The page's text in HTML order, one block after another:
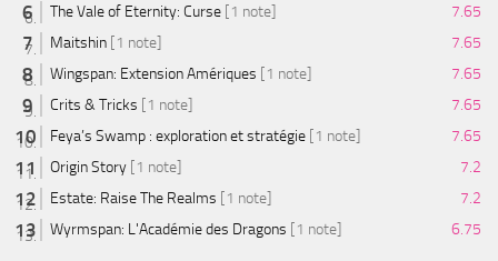
The Vale of Eternity: Curse [1 note]
7.65
Maitshin [1 note]
7.65
Wingspan: Extension Amériques [1 note]
7.65
Crits & Tricks [1 note]
7.65
Feya’s Swamp : exploration et stratégie [1 note]
7.65
Origin Story [1 note]
7.2
Estate: Raise The Realms [1 note]
7.2
Wyrmspan: L'Académie des Dragons [1 note] 6.75